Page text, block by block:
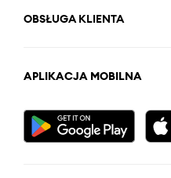
OBSŁUGA KLIENTA
APLIKACJA MOBILNA